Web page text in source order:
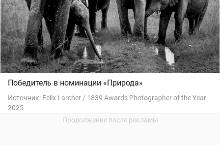
Победитель в номинации «Природа»
Источник: Felix Larcher / 1839 Awards Photographer of the Year
2025